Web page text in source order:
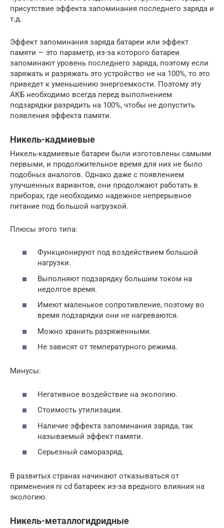
присутствие эффекта запоминания последнего заряда и
т.д.
Эффект запоминания заряда батареи или эффект
памяти — это параметр, из-за которого батареи
запоминают уровень последнего заряда, поэтому если
заряжать и разряжать это устройство не на 100%, то это
приведет к уменьшению энергоемкости. Поэтому эту
АКБ необходимо всегда перед выполнением
подзарядки разрядить на 100%, чтобы не допустить
появления эффекта памяти.
Никель-кадмиевые
Никель-кадмиевые батареи были изготовлены самыми
первыми, и продолжительное время для них не было
подобных аналогов. Однако даже с появлением
улучшенных вариантов, они продолжают работать в
приборах, где необходимо надежное непрерывное
питание под большой нагрузкой.
Плюсы этого типа:
Функционируют под воздействием большой
нагрузки.
Выполняют подзарядку большим током на
недолгое время.
Имеют маленькое сопротивление, поэтому во
время подзарядки они не нагреваются.
Можно хранить разряженными.
Не зависят от температурного режима.
Минусы:
Негативное воздействие на экологию.
Стоимость утилизации.
Наличие эффекта запоминания заряда, так
называемый эффект памяти.
Серьезный саморазряд.
В развитых странах начинают отказываться от
применения ni cd батареек из-за вредного влияния на
экологию.
Никель-металлогидридные